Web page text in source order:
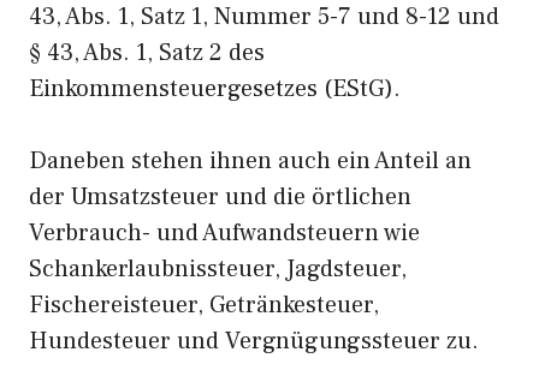
43, Abs. 1, Satz 1, Nummer 5-7 und 8-12 und
§ 43, Abs. 1, Satz 2 des
Einkommensteuergesetzes (EStG).
Daneben stehen ihnen auch ein Anteil an
der Umsatzsteuer und die örtlichen
Verbrauch- und Aufwandsteuern wie
Schankerlaubnissteuer, Jagdsteuer,
Fischereisteuer, Getränkesteuer,
Hundesteuer und Vergnügungssteuer zu.